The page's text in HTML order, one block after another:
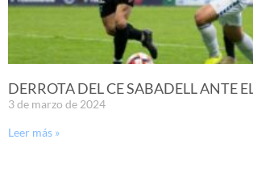
DERROTA DEL CE SABADELL ANTE
3 de marzo de 2024
Leer más »